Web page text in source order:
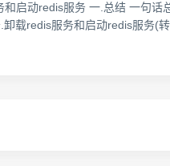
启动redis服务 一.总结 一句
载redis服务和启动redis服务